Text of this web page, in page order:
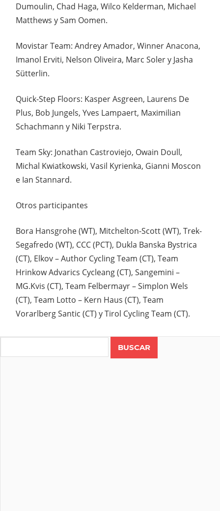
Dumoulin, Chad Haga, Wilco Kelderman, Michael
Matthews y Sam Oomen.
Movistar Team: Andrey Amador, Winner Anacona,
Imanol Erviti, Nelson Oliveira, Marc Soler y Jasha
Sütterlin.
Quick-Step Floors: Kasper Asgreen, Laurens De
Plus, Bob Jungels, Yves Lampaert, Maximilian
Schachmann y Niki Terpstra.
Team Sky: Jonathan Castroviejo, Owain Doull,
Michal Kwiatkowski, Vasil Kyrienka, Gianni Moscon
e Ian Stannard.
Otros participantes
Bora Hansgrohe (WT), Mitchelton-Scott (WT), Trek-
Segafredo (WT), CCC (PCT), Dukla Banska Bystrica
(CT), Elkov – Author Cycling Team (CT), Team
Hrinkow Advarics Cycleang (CT), Sangemini –
MG.Kvis (CT), Team Felbermayr – Simplon Wels
(CT), Team Lotto – Kern Haus (CT), Team
Vorarlberg Santic (CT) y Tirol Cycling Team (CT).